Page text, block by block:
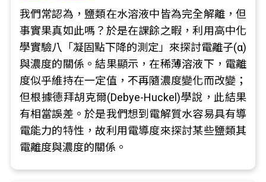
我們常認為，鹽類在水溶液中皆為完全解離，但
事實果真如此嗎？於是在課餘之暇，利用高中化
學實驗八「凝固點下降的測定」來探討電離子(α)
與濃度的關係。結果顯示，在稀薄溶液下，電離
度似乎維持在一定值，不再隨濃度變化而改變；
但根據德拜胡克爾(Debye-Huckel)學說，此結果
有相當誤差。於是我們想到電解質水容易具有導
電能力的特性，故利用電導度來探討某些鹽類其
電離度與濃度的關係。